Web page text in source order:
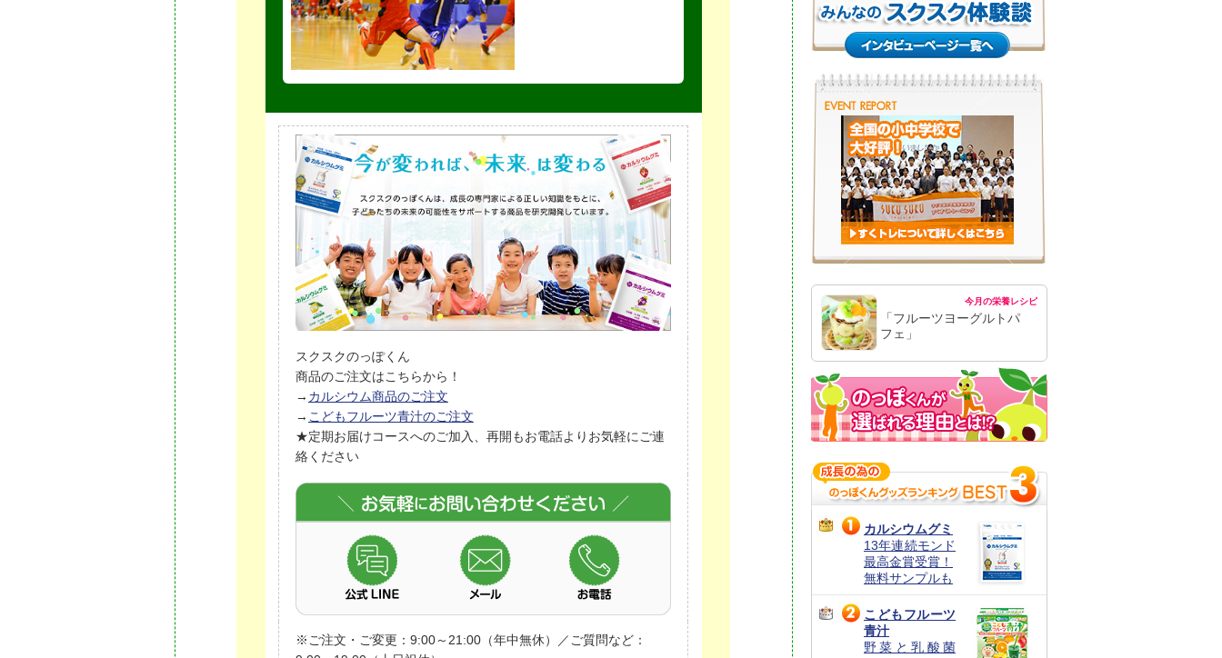
スクスクのっぽくん
商品のご注文はこちらから！
→ カルシウム商品のご注文
→ こどもフルーツ青汁のご注文
★定期お届けコースへのご加入、再開もお電話よりお気軽にご連
絡ください
※ご注文・ご変更：9:00～21:00（年中無休）／ご質問など：
今月の栄養レシピ
「フルーツヨーグルトパ
フェ」
カルシウムグミ
13年連続モンド
最高金賞受賞！
無料サンプルも
こどもフルーツ
青汁
野菜と乳酸菌